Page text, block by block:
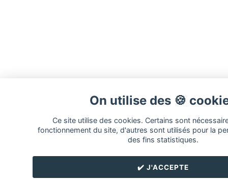
On utilise des 🍪
Ce site utilise des cookies. Certains sont
fonctionnement du site, d'autres sont utilisés pour la
des fins statistiques.
✔️ J'ACCEPTE